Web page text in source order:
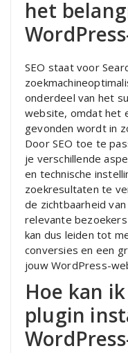
het
SEO staat voor
onderdeel van het
website, omdat het
gevonden wordt in
Door SEO toe te
je verschillende
en technische
zoekresultaten te
de zichtbaarheid
relevante
kan dus leiden tot
conversies en een
jouw WordPress-
Hoe kan ik
plugin